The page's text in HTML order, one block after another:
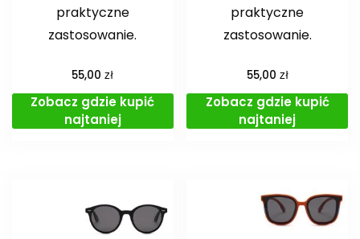
praktyczne
zastosowanie.
55,00zł
Zobacz gdzie kupić
najtaniej
praktyczne
zastosowanie.
55,00 zł
Zobacz gdzie kupić
najtaniej